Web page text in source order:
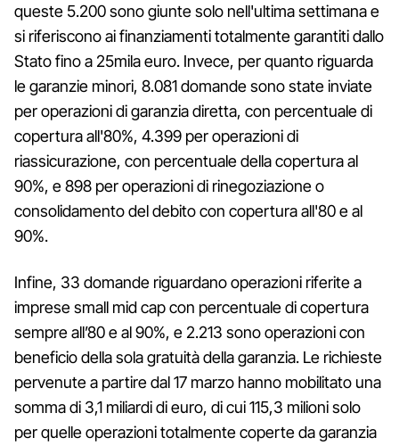
queste 5.200 sono giunte solo nell'ultima settimana e
si riferiscono ai finanziamenti totalmente garantiti dallo
Stato fino a 25mila euro. Invece, per quanto riguarda
le garanzie minori, 8.081 domande sono state inviate
per operazioni di garanzia diretta, con percentuale di
copertura all'80%, 4.399 per operazioni di
riassicurazione, con percentuale della copertura al
90%, e 898 per operazioni di rinegoziazione o
consolidamento del debito con copertura all'80 e al
90%.
Infine, 33 domande riguardano operazioni riferite a
imprese small mid cap con percentuale di copertura
sempre all’80 e al 90%, e 2.213 sono operazioni con
beneficio della sola gratuità della garanzia. Le richieste
pervenute a partire dal 17 marzo hanno mobilitato una
somma di 3,1 miliardi di euro, di cui 115,3 milioni solo
per quelle operazioni totalmente coperte da garanzia